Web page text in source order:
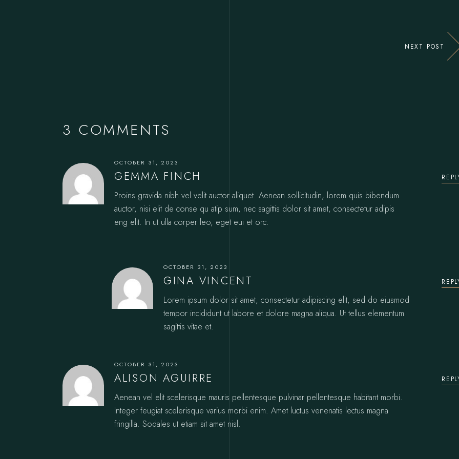
NEXT POST
3 COMMENTS
OCTOBER 31, 2023
GEMMA FINCH
Proins gravida nibh vel velit auctor aliquet. Aenean sollicitudin, lorem quis bibendum
auctor, nisi elit de conse qu atip sum, nec sagittis dolor sit amet, consectetur adipis
eng elit. In ut ulla corper leo, eget eui et orc.
OCTOBER 31, 2023
GINA VINCENT
Lorem ipsum dolor sit amet, consectetur adipiscing elit, sed do eiusmod
tempor incididunt ut labore et dolore magna aliqua. Ut tellus elementum
sagittis vitae et.
OCTOBER 31, 2023
ALISON AGUIRRE
Aenean vel elit scelerisque mauris pellentesque pulvinar pellentesque habitant morbi.
Integer feugiat scelerisque varius morbi enim. Amet luctus venenatis lectus magna
fringilla. Sodales ut etiam sit amet nisl.